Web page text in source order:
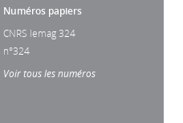
Numéros papiers
CNRS lemag 324
n°324
Voir tous les numéros